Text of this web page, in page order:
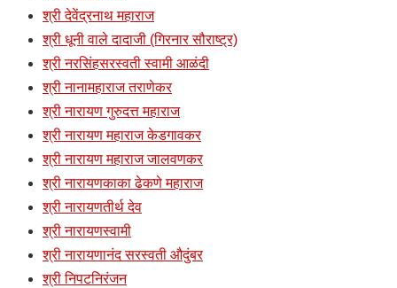
श्री देवेंद्रनाथ महाराज
श्री धूनी वाले दादाजी (गिरनार सौराष्ट्र)
श्री नरसिंहसरस्वती स्वामी आळंदी
श्री नानामहाराज तराणेकर
श्री नारायण गुरुदत्त महाराज
श्री नारायण महाराज केडगावकर
श्री नारायण महाराज जालवणकर
श्री नारायणकाका ढेकणे महाराज
श्री नारायणतीर्थ देव
श्री नारायणस्वामी
श्री नारायणानंद सरस्वती औदुंबर
श्री निपटनिरंजन